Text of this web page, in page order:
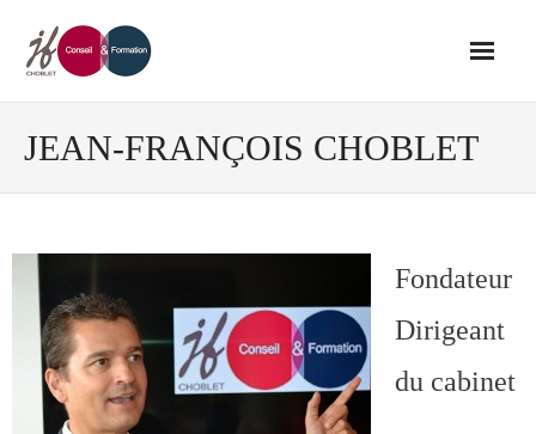
Accueil
Conseil
- Audit de votre réseau de vente
- Conseil en stratégie commerciale
- Conseil en développement des outils
JEAN-FRANÇOIS CHOBLET
Fondateur
Dirigeant
du cabinet